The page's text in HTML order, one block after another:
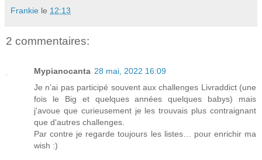
Frankie le 12:13
2 commentaires:
Mypianocanta 28 mai, 2022 16:09
Je n'ai pas participé souvent aux challenges Livraddict (une
fois le Big et quelques années quelques babys) mais
j'avoue que curieusement je les trouvais plus contraignant
que d'autres challenges.
Par contre je regarde toujours les listes… pour enrichir ma
wish :)